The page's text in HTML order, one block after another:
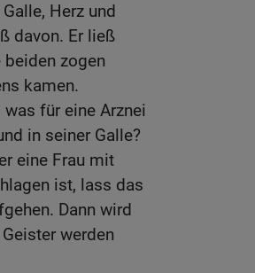
Herz und
davon. Er ließ
zogen
kamen.
für eine Arznei
in seiner Galle?
eine Frau mit
ist, lass das
Dann wird
werden